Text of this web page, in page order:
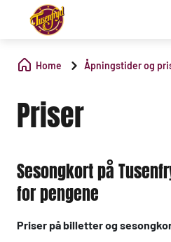
Home Åpningstider og
Priser
Sesongkort på
for pengene
Priser på billetter og